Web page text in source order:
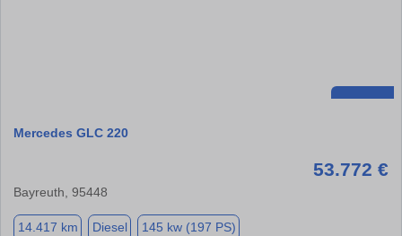
Mercedes GLC 220
53.772 €
Bayreuth, 95448
14.417 km Diesel 145 kw (197 PS)